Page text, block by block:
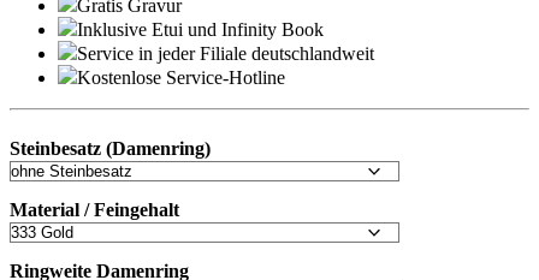
Gratis Gravur
Inklusive Etui und Infinity Book
Service in jeder Filiale deutschlandweit
Kostenlose Service-Hotline
Steinbesatz (Damenring)
Material / Feingehalt
Ringweite Damenring